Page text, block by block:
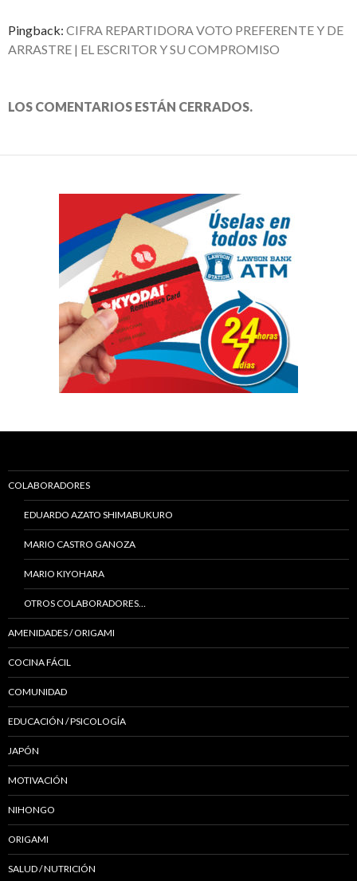
Pingback: CIFRA REPARTIDORA VOTO PREFERENTE Y DE
ARRASTRE | EL ESCRITOR Y SU COMPROMISO
LOS COMENTARIOS ESTÁN CERRADOS.
COLABORADORES
EDUARDO AZATO SHIMABUKURO
MARIO CASTRO GANOZA
MARIO KIYOHARA
OTROS COLABORADORES…
AMENIDADES / ORIGAMI
COCINA FÁCIL
COMUNIDAD
EDUCACIÓN / PSICOLOGÍA
JAPÓN
MOTIVACIÓN
NIHONGO
ORIGAMI
SALUD / NUTRICIÓN